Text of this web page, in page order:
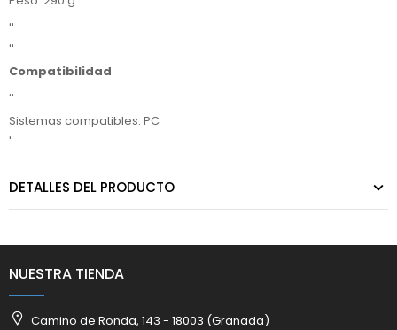
''
''
Compatibilidad
''
Sistemas compatibles: PC
'
DETALLES DEL PRODUCTO
NUESTRA TIENDA
Camino de Ronda, 143 - 18003 (Granada)